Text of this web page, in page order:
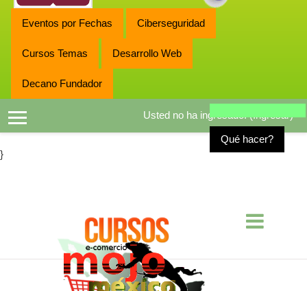
Eventos por Fechas Ciberseguridad
Cursos Temas Desarrollo Web
Decano Fundador
Pánel lateral Usted no ha ingresado. (Ingresar)
Qué hacer?
}